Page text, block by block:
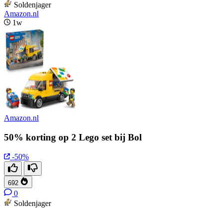
Soldenjager
Amazon.nl
1w
Amazon.nl
50% korting op 2 Lego set bij Bol
-50%
692
0
Soldenjager